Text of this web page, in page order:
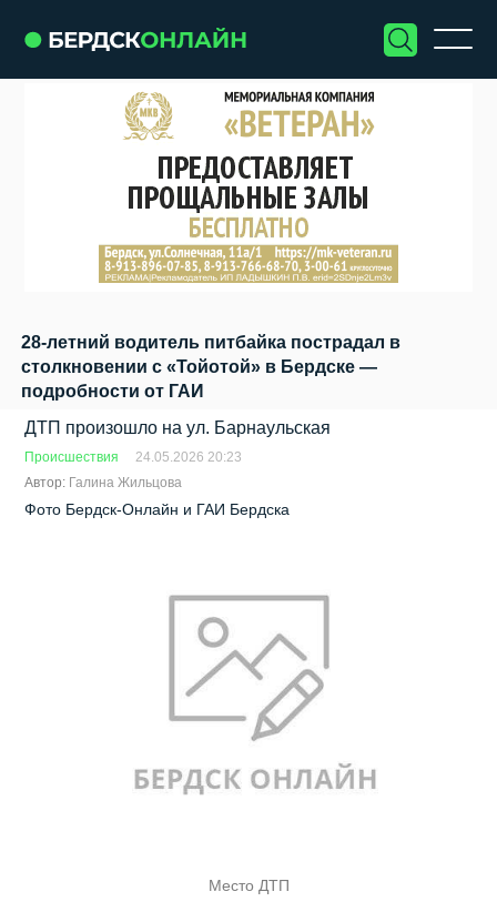
28-летний водитель питбайка пострадал в
столкновении с «Тойотой» в Бердске —
подробности от ГАИ
ДТП произошло на ул. Барнаульская
Происшествия
24.05.2026 20:23
Автор: Галина Жильцова
Фото Бердск-Онлайн и ГАИ Бердска
Место ДТП